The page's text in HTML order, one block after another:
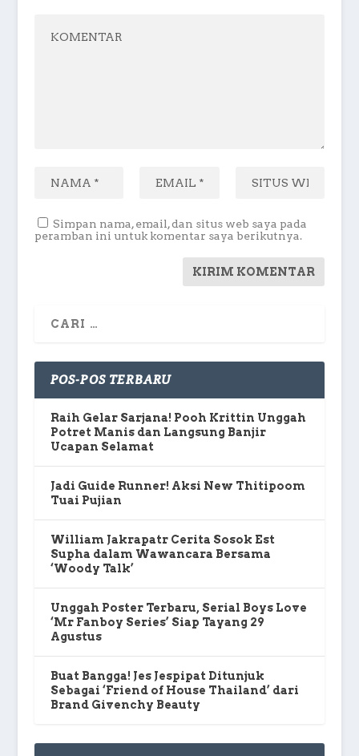
Simpan nama, email, dan situs web saya pada
peramban ini untuk komentar saya berikutnya.
POS-POS TERBARU
Raih Gelar Sarjana! Pooh Krittin Unggah
Potret Manis dan Langsung Banjir
Ucapan Selamat
Jadi Guide Runner! Aksi New Thitipoom
Tuai Pujian
William Jakrapatr Cerita Sosok Est
Supha dalam Wawancara Bersama
‘Woody Talk’
Unggah Poster Terbaru, Serial Boys Love
‘Mr Fanboy Series’ Siap Tayang 29
Agustus
Buat Bangga! Jes Jespipat Ditunjuk
Sebagai ‘Friend of House Thailand’ dari
Brand Givenchy Beauty